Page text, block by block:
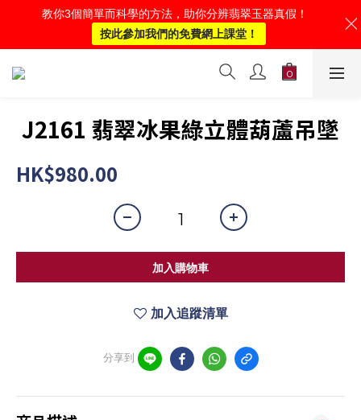
J2161 翡翠冰果綠立體葫蘆吊墜
HK$980.00
加入購物車
加入追蹤清單
分享到
教你3個簡單而科學的方法，助你分辨翡翠玉器真假！
按此參加我們的免費網上課堂！